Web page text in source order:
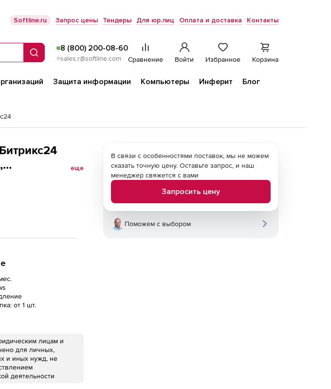
Softline.ru Запрос цены Тендеры Для юр.лиц Оплата и доставка Контакты
Поиск
8 (800) 200-08-60
sales.r@softline.com Сравнение Войти Избранное Корзина
Защита информации Компьютеры Инферит
Блог
еще
от 1 шт.
лицам и
для личных,
и иных нужд, не
деятельности
В связи с особенностями поставок, мы не можем
сказать точную цену. Оставьте запрос, и наш
менеджер свяжется с вами
Запросить цену
Поможем с выбором